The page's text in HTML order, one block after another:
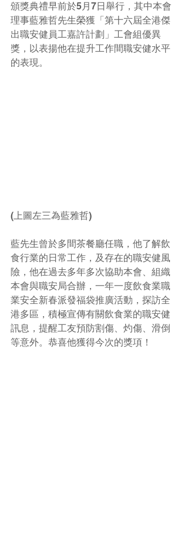
頒獎典禮早前於5月7日舉行，其中本會
理事藍雅哲先生榮獲「第十六屆全港傑
出職安健員工嘉許計劃」工會組優異
獎，以表揚他在提升工作間職安健水平
的表現。
(上圖左三為藍雅哲)
藍先生曾於多間茶餐廳任職，他了解飲
食行業的日常工作，及存在的職安健風
險，他在過去多年多次協助本會、組織
本會與職安局合辦，一年一度飲食業職
業安全新春派發福袋推廣活動，探訪全
港多區，積極宣傳有關飲食業的職安健
訊息，提醒工友預防割傷、灼傷、滑倒
等意外。恭喜他獲得今次的獎項！